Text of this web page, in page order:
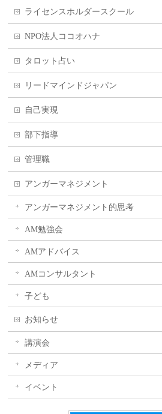
ライセンスホルダースクール
NPO法人ココオハナ
タロット占い
リードマインドジャパン
自己実現
部下指導
管理職
アンガーマネジメント
アンガーマネジメント的思考
AM勉強会
AMアドバイス
AMコンサルタント
子ども
お知らせ
講演会
メディア
イベント